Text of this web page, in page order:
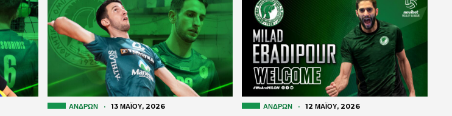
ΑΝΔΡΏΝ · 13 ΜΑΪ́ΟΥ, 2026 ΑΝΔΡΏΝ · 12 ΜΑΪ́ΟΥ, 2026